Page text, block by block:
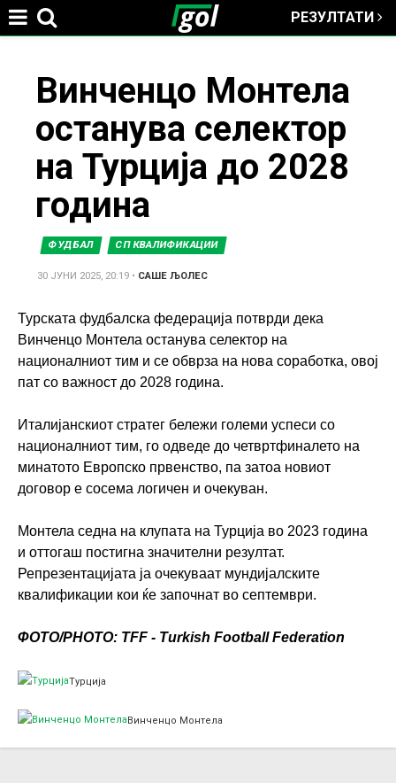
РЕЗУЛТАТИ
here
Винченцо Монтела
останува селектор
на Турција до 2028
година
ФУДБАЛ СП КВАЛИФИКАЦИИ
30 ЈУНИ 2025, 20:19 • САШЕ ЉОЛЕС
Турската фудбалска федерација потврди дека
Винченцо Монтела останува селектор на
националниот тим и се обврза на нова соработка, овој
пат со важност до 2028 година.
Италијанскиот стратег бележи големи успеси со
националниот тим, го одведе до четвртфиналето на
минатото Европско првенство, па затоа новиот
договор е сосема логичен и очекуван.
Монтела седна на клупата на Турција во 2023 година
и оттогаш постигна значителни резултат.
Репрезентацијата ја очекуваат мундијалските
квалификации кои ќе започнат во септември.
ФОТО/PHOTO: TFF - Turkish Football Federation
Турција
Винченцо Монтела